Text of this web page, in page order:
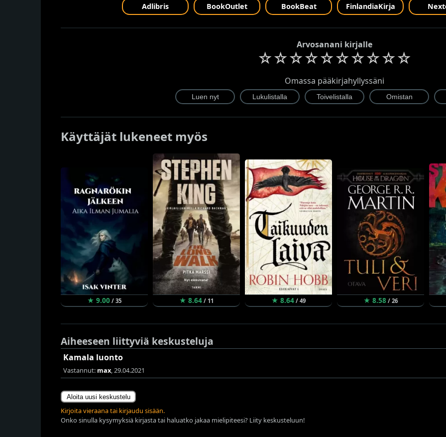
Adlibris BookOutlet BookBeat FinlandiaKirja
Arvosanani kirjalle
☆☆☆☆☆☆☆☆☆☆
Omassa pääkirjahyllyssäni
Käyttäjät lukeneet myös
★ 9.00 / 35 ★ 8.64 / 11 ★ 8.64 / 49 ★ 8.58 / 26
Aiheeseen liittyviä keskusteluja
Kamala luonto
Vastannut: max, 29.04.2021
Aloita uusi keskustelu
Kirjoita vieraana tai kirjaudu sisään.
Onko sinulla kysymyksiä kirjasta tai haluatko jakaa mielipiteesi? Liity keskusteluun!